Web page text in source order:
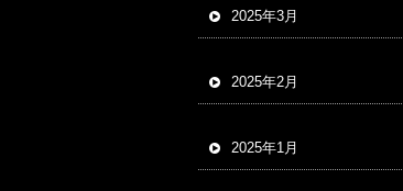
2025年3月
2025年2月
2025年1月